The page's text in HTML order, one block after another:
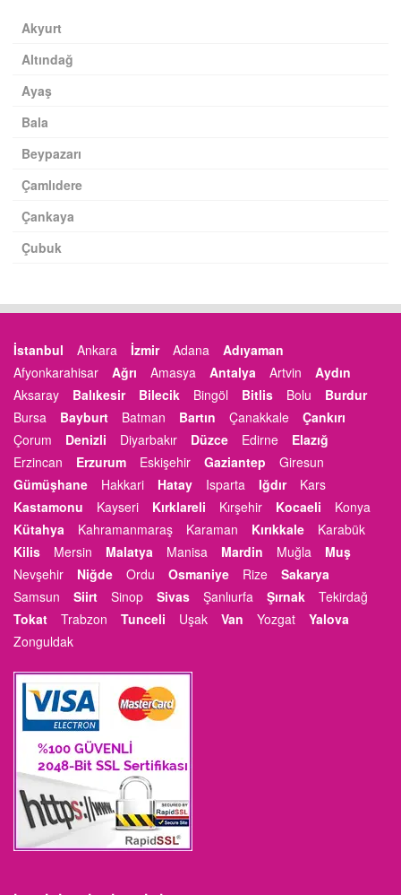
Akyurt
Altındağ
Ayaş
Bala
Beypazarı
Çamlıdere
Çankaya
Çubuk
İstanbul Ankara İzmir Adana
Adıyaman
Afyonkarahisar
Ağrı Amasya Antalya Artvin
Aydın
Aksaray
Balıkesir Bilecik Bingöl Bitlis Bolu
Burdur
Bursa
Bayburt Batman Bartın Çanakkale
Çankırı
Çorum
Denizli Diyarbakır Düzce Edirne
Elazığ
Erzincan
Erzurum Eskişehir Gaziantep
Giresun
Gümüşhane
Hakkari Hatay Isparta Iğdır
Kars
Kastamonu
Kayseri Kırklareli Kırşehir Kocaeli
Konya
Kütahya
Kahramanmaraş Karaman Kırıkkale
Karabük
Kilis
Mersin Malatya Manisa Mardin Muğla
Muş
Nevşehir
Niğde Ordu Osmaniye Rize
Sakarya
Samsun
Siirt Sinop Sivas Şanlıurfa Şırnak
Tekirdağ
Tokat
Trabzon Tunceli Uşak Van Yozgat
Yalova
Zonguldak